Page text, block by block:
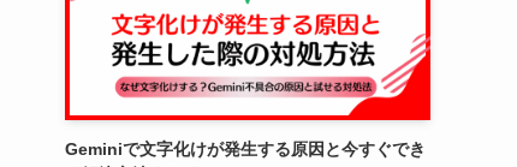
Geminiで文字化けが発生する原因と今すぐでき